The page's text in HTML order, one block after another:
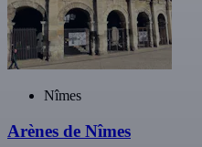
Nîmes
Arènes de Nîmes